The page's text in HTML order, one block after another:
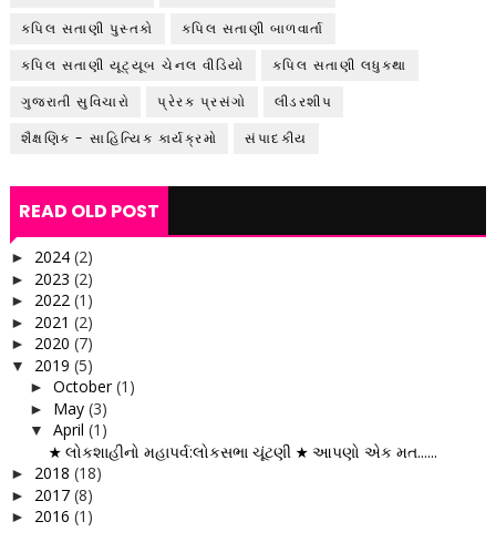
કપિલ સતાણી પુસ્તકો
કપિલ સતાણી બાળવાર્તા
કપિલ સતાણી યૂટ્યૂબ ચેનલ વીડિયો
કપિલ સતાણી લધુકથા
ગુજરાતી સુવિચારો
પ્રેરક પ્રસંગો
લીડરશીપ
શૈક્ષણિક - સાહિત્યિક કાર્યક્રમો
સંપાદકીય
READ OLD POST
► 2024 (2)
► 2023 (2)
► 2022 (1)
► 2021 (2)
► 2020 (7)
▼ 2019 (5)
► October (1)
► May (3)
▼ April (1)
★ લોકશાહીનો મહાપર્વ:લોકસભા ચૂંટણી ★ આપણો એક મત......
► 2018 (18)
► 2017 (8)
► 2016 (1)